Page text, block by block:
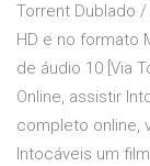
Torrent Dublado
HD e no formato
de áudio 10 [Via
Online, assistir
completo online,
Intocáveis um